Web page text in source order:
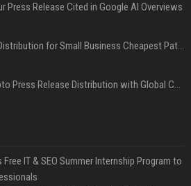
Press Release Cited in Google AI Overviews
Press Release Distribution for Small Business Cheapest Path to Real Coverage
Affordable Crypto Press Release Distribution with Global Coverage
IT & SEO Summer Internship Program to